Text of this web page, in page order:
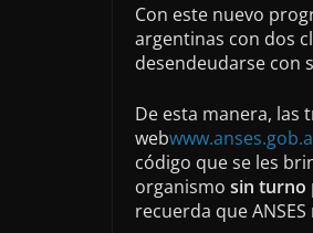
Con este nuevo
argentinas con dos
desendeudarse con
De esta manera, las
web
código que se les
organismo sin turno
recuerda que